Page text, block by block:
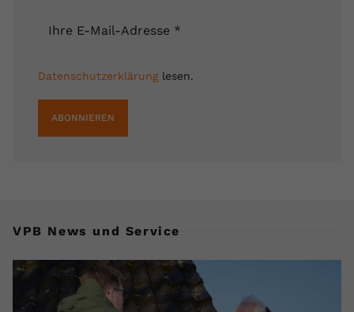
Ihre E-Mail-Adresse *
Datenschutzerklärunglesen.
ABONNIEREN
VPB News und Service